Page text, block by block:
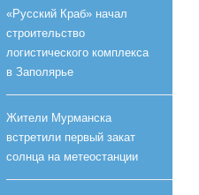
«Русский Краб» начал
строительство
логистического комплекса
в Заполярье
Жители Мурманска
встретили первый закат
солнца на метеостанции